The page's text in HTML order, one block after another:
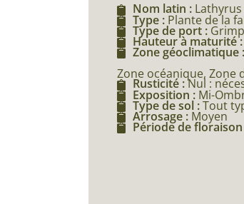
Nom latin :
Type : Plante de la
Type de port :
Hauteur à maturité :
Zone géoclimatique :
Zone océanique, Zone
Rusticité :Nul :
Exposition : Mi-
Type de sol :Tout
Arrosage : Moyen
Période de